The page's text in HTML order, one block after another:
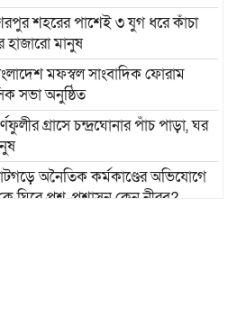
শহরের পাশেই ৩ যুগ ধরে কাঁচা
মানুষ
মফস্বল সাংবাদিক ফোরাম
সভা অনুষ্ঠিত
গ্রাসে চন্দ্রঘোনার পাঁচ পাড়া, ঘর
অনৈতিক কর্মকাণ্ডের অভিযোগে
ঘিরে প্রশ্ন, প্রশাসন কেন নীরব?